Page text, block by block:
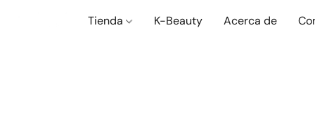
Tienda K-Beauty Acerca de